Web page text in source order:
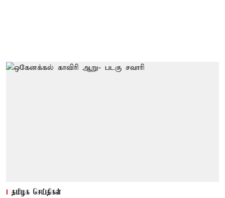
தமிழக செய்திகள்